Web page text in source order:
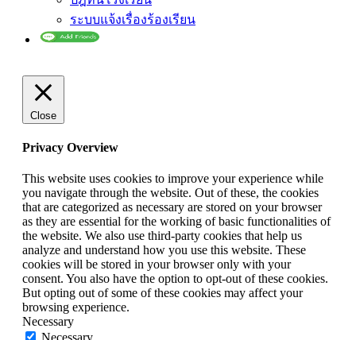
ระบบแจ้งเรื่องร้องเรียน
Close
Privacy Overview
This website uses cookies to improve your experience while
you navigate through the website. Out of these, the cookies
that are categorized as necessary are stored on your browser
as they are essential for the working of basic functionalities of
the website. We also use third-party cookies that help us
analyze and understand how you use this website. These
cookies will be stored in your browser only with your
consent. You also have the option to opt-out of these cookies.
But opting out of some of these cookies may affect your
browsing experience.
Necessary